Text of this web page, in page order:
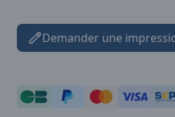
Demander une